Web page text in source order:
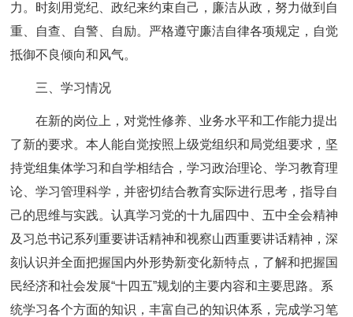
力。时刻用党纪、政纪来约束自己，廉洁从政，努力做到自
重、自查、自警、自励。严格遵守廉洁自律各项规定，自觉
抵御不良倾向和风气。
三、学习情况
在新的岗位上，对党性修养、业务水平和工作能力提出
了新的要求。本人能自觉按照上级党组织和局党组要求，坚
持党组集体学习和自学相结合，学习政治理论、学习教育理
论、学习管理科学，并密切结合教育实际进行思考，指导自
己的思维与实践。认真学习党的十九届四中、五中全会精神
及习总书记系列重要讲话精神和视察山西重要讲话精神，深
刻认识并全面把握国内外形势新变化新特点，了解和把握国
民经济和社会发展“十四五”规划的主要内容和主要思路。系
统学习各个方面的知识，丰富自己的知识体系，完成学习笔